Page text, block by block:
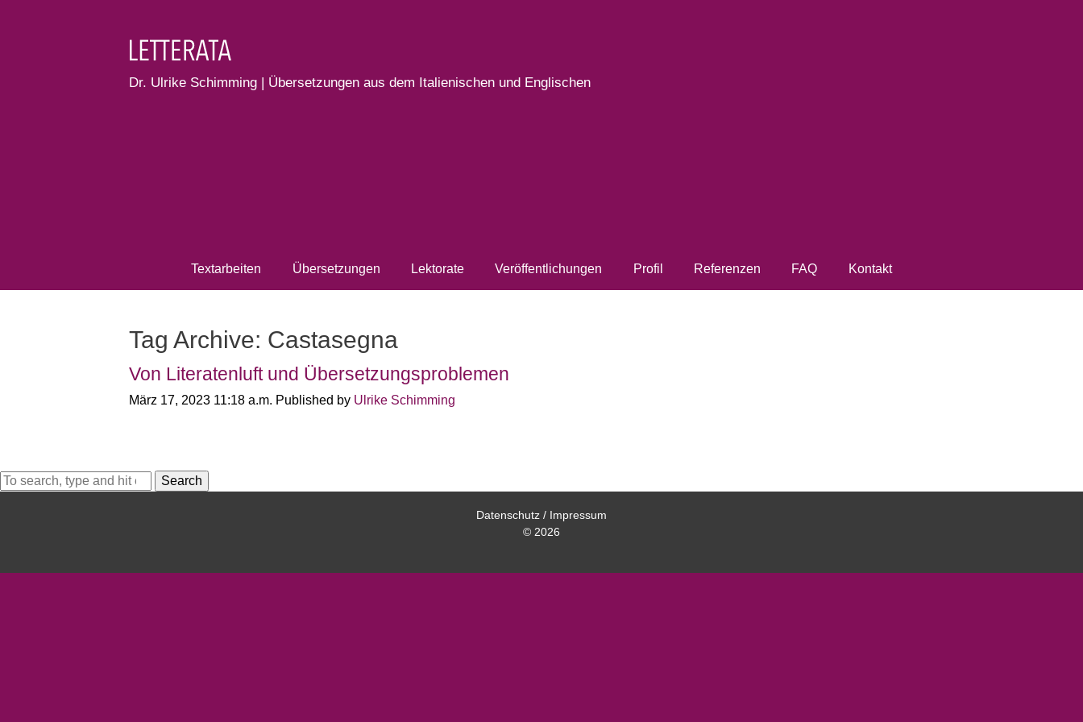
Dr. Ulrike Schimming | Übersetzungen aus dem Italienischen und Englischen
Textarbeiten Übersetzungen Lektorate Veröffentlichungen Profil Referenzen FAQ Kontakt
Tag Archive: Castasegna
Von Literatenluft und Übersetzungsproblemen
März 17, 2023 11:18 a.m. Published by Ulrike Schimming
Search
Datenschutz / Impressum
© 2026